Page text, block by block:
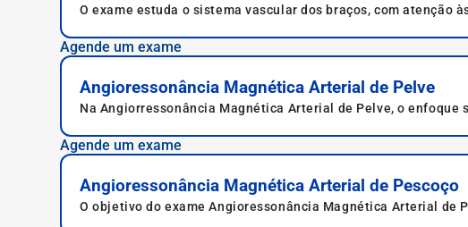
O exame estuda o sistema vascular dos braços, com
Agende um exame
Angioressonância Magnética Arterial de Pelve
Na Angiorressonância Magnética Arterial de Pelve, o
Agende um exame
Angioressonância Magnética Arterial de Pescoço
O objetivo do exame Angioressonância Magnética Arterial de